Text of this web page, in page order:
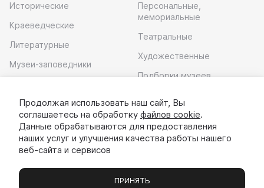
Исторические
Краеведческие
Литературные
Музеи-заповедники
Персональные,
мемориальные
Театральные
Художественные
Подборки музеев
Скачать приложение
Продолжая использовать наш сайт, Вы
соглашаетесь на обработку файлов cookie.
Данные обрабатываются для предоставления
наших услуг и улучшения качества работы нашего
веб-сайта и сервисов
ПРИНЯТЬ